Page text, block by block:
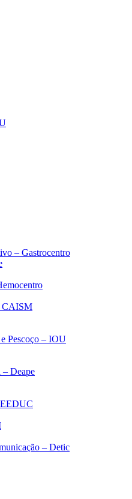
– Gastrocentro
CAISM
Pescoço – IOU
– Deape
– Detic